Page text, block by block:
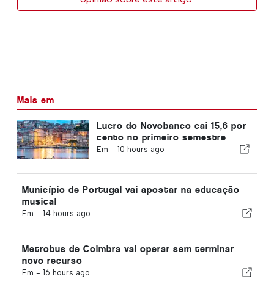
Mais em
Lucro do Novobanco cai 15,6 por
cento no primeiro semestre
Em - 10 hours ago
Município de Portugal vai apostar na educação
musical
Em - 14 hours ago
Metrobus de Coimbra vai operar sem terminar
novo recurso
Em - 16 hours ago